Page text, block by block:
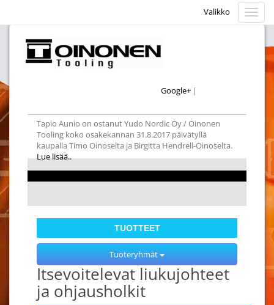
Google+ |
Tapio Aunio on ostanut Yudo Nordic Oy / Oinonen
Tooling koko osakekannan 31.8.2017 päivätyllä
kaupalla Timo Oinoselta ja Birgitta Hendrell-Oinoselta.
Lue lisää..
Valikko
TUOTTEET
Tuoteryhmät
Itsevoitelevat liukujohteet
ja ohjausholkit